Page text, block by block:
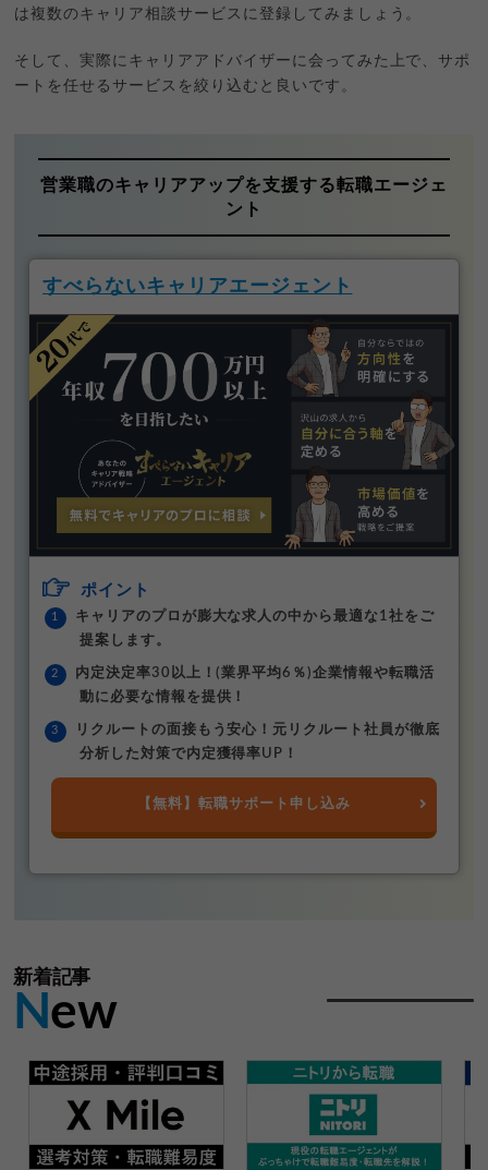
は複数のキャリア相談サービスに登録してみましょう。
そして、実際にキャリアアドバイザーに会ってみた上で、サポ
ートを任せるサービスを絞り込むと良いです。
営業職のキャリアアップを支援する転職エージェ
ント
すべらないキャリアエージェント
ポイント
キャリアのプロが膨大な求人の中から最適な1社をご
提案します。
内定決定率30以上！(業界平均6％)企業情報や転職活
動に必要な情報を提供！
リクルートの面接もう安心！元リクルート社員が徹底
分析した対策で内定獲得率UP！
【無料】転職サポート申し込み
新着記事
New